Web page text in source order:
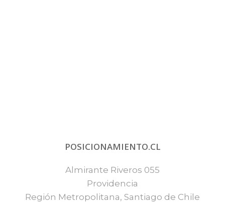
POSICIONAMIENTO.CL
Almirante Riveros 055
Providencia
Región Metropolitana, Santiago de Chile